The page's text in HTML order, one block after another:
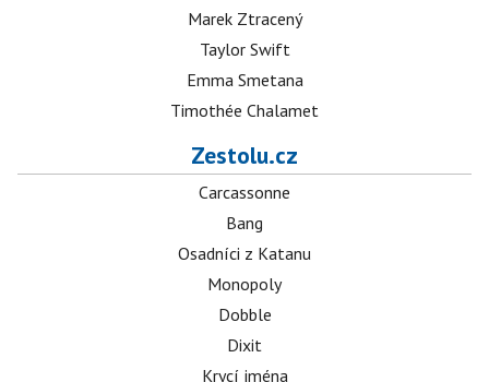
Marek Ztracený
Taylor Swift
Emma Smetana
Timothée Chalamet
Zestolu.cz
Carcassonne
Bang
Osadníci z Katanu
Monopoly
Dobble
Dixit
Krycí jména